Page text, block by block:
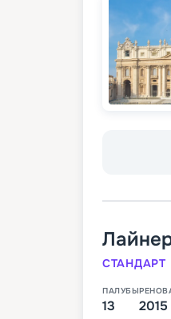
СТАНДАРТ
ПАЛУБЫ
13 2015